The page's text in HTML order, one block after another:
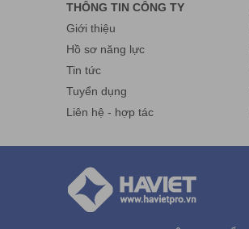
THÔNG TIN CÔNG TY
Giới thiệu
Hồ sơ năng lực
Tin tức
Tuyển dụng
Liên hệ - hợp tác